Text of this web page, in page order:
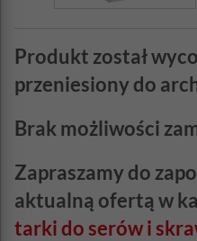
Produkt został
przeniesiony do
Brak możliwości
Zapraszamy do
aktualną ofertą w
tarki do serów i